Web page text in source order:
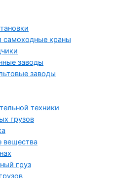
самоходные краны
заводы
заводы
техники
грузов
вещества
груз